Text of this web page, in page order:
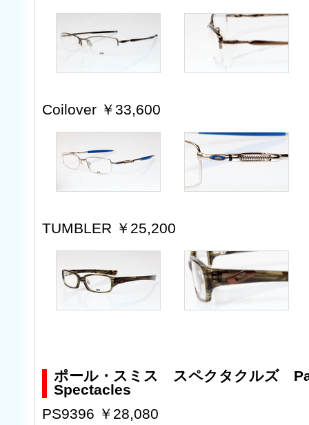
Coilover ￥33,600
TUMBLER ￥25,200
ポール・スミス スペクタクルズ
Spectacles
PS9396 ￥28,080